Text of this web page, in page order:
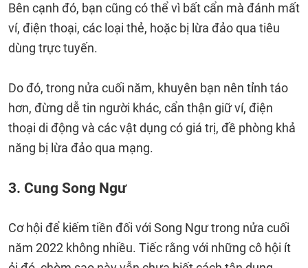
Bên cạnh đó, bạn cũng có thể vì bất cẩn mà đánh mất
ví, điện thoại, các loại thẻ, hoặc bị lừa đảo qua tiêu
dùng trực tuyến.
Do đó, trong nửa cuối năm, khuyên bạn nên tỉnh táo
hơn, đừng dễ tin người khác, cẩn thận giữ ví, điện
thoại di động và các vật dụng có giá trị, đề phòng khả
năng bị lừa đảo qua mạng.
3. Cung Song Ngư
Cơ hội để kiếm tiền đối với Song Ngư trong nửa cuối
năm 2022 không nhiều. Tiếc rằng với những cô hội ít